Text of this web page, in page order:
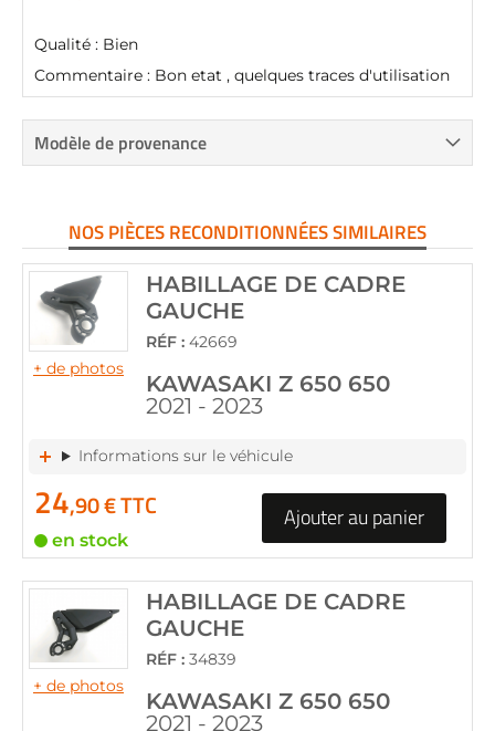
Qualité : Bien
Commentaire : Bon etat , quelques traces d'utilisation
Modèle de provenance
NOS PIÈCES RECONDITIONNÉES SIMILAIRES
+ de photos
HABILLAGE DE CADRE
GAUCHE
RÉF : 42669
KAWASAKI Z 650 650
2021 - 2023
Informations sur le véhicule
24,90 € TTC
en stock
Ajouter au panier
+ de photos
HABILLAGE DE CADRE
GAUCHE
RÉF : 34839
KAWASAKI Z 650 650
2021 - 2023